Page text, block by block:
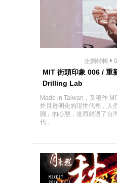
企劃特輯
MIT 街頭印象 006 /
Drilling Lab
Made in Taiwan，又稱作
炸且透明化的現世代裡，人
圓」的心態，進而錯過了台
代...